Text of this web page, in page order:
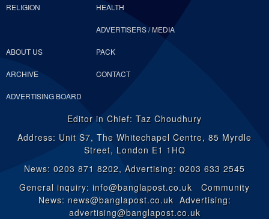
RELIGION HEALTH
ABOUT US
ADVERTISERS / MEDIA
PACK
ARCHIVE CONTACT
ADVERTISING BOARD
Editor in Chief: Taz Choudhury
Address: Unit S7, The Whitechapel Centre, 85 Myrdle
Street, London E1 1HQ
News: 0203 871 8202, Advertising: 0203 633 2545
General inquiry: info@banglapost.co.uk Community
News: news@banglapost.co.uk Advertising:
advertising@banglapost.co.uk